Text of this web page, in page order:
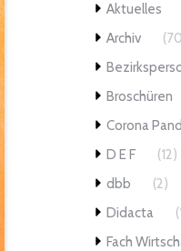
Aktuelles
Archiv
Broschüren
Corona
D E F
(12)
dbb
(2)
Didacta
Fach